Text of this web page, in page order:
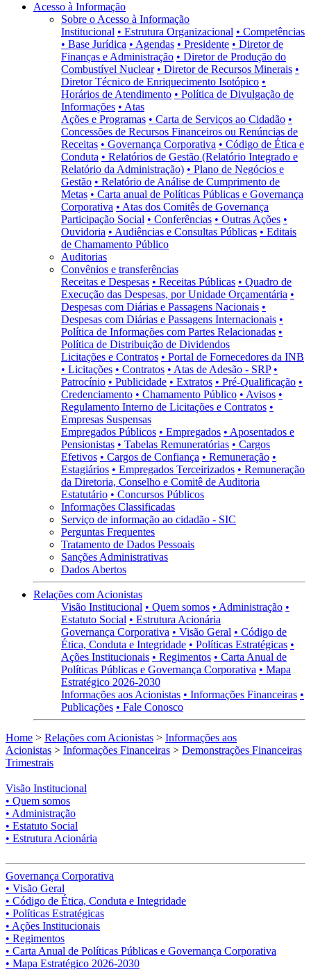
Acesso à Informação
Sobre o Acesso à Informação
Institucional • Estrutura Organizacional • Competências
• Base Jurídica • Agendas • Presidente • Diretor de
Finanças e Administração • Diretor de Produção do
Combustível Nuclear • Diretor de Recursos Minerais •
Diretor Técnico de Enriquecimento Isotópico •
Horários de Atendimento • Política de Divulgação de
Informações • Atas
Ações e Programas • Carta de Serviços ao Cidadão •
Concessões de Recursos Financeiros ou Renúncias de
Receitas • Governança Corporativa • Código de Ética e
Conduta • Relatórios de Gestão (Relatório Integrado e
Relatório da Administração) • Plano de Negócios e
Gestão • Relatório de Análise de Cumprimento de
Metas • Carta anual de Políticas Públicas e Governança
Corporativa • Atas dos Comitês de Governança
Participação Social • Conferências • Outras Ações •
Ouvidoria • Audiências e Consultas Públicas • Editais
de Chamamento Público
Auditorias
Convênios e transferências
Receitas e Despesas • Receitas Públicas • Quadro de
Execução das Despesas, por Unidade Orçamentária •
Despesas com Diárias e Passagens Nacionais •
Despesas com Diárias e Passagens Internacionais •
Política de Informações com Partes Relacionadas •
Política de Distribuição de Dividendos
Licitações e Contratos • Portal de Fornecedores da INB
• Licitações • Contratos • Atas de Adesão - SRP •
Patrocínio • Publicidade • Extratos • Pré-Qualificação •
Credenciamento • Chamamento Público • Avisos •
Regulamento Interno de Licitações e Contratos •
Empresas Suspensas
Empregados Públicos • Empregados • Aposentados e
Pensionistas • Tabelas Remuneratórias • Cargos
Efetivos • Cargos de Confiança • Remuneração •
Estagiários • Empregados Terceirizados • Remuneração
da Diretoria, Conselho e Comitê de Auditoria
Estatutário • Concursos Públicos
Informações Classificadas
Serviço de informação ao cidadão - SIC
Perguntas Frequentes
Tratamento de Dados Pessoais
Sanções Administrativas
Dados Abertos
Relações com Acionistas
Visão Institucional • Quem somos • Administração •
Estatuto Social • Estrutura Acionária
Governança Corporativa • Visão Geral • Código de
Ética, Conduta e Integridade • Políticas Estratégicas •
Ações Institucionais • Regimentos • Carta Anual de
Políticas Públicas e Governança Corporativa • Mapa
Estratégico 2026-2030
Informações aos Acionistas • Informações Financeiras •
Publicações • Fale Conosco
Home > Relações com Acionistas > Informações aos
Acionistas > Informações Financeiras > Demonstrações Financeiras
Trimestrais
Visão Institucional
• Quem somos
• Administração
• Estatuto Social
• Estrutura Acionária
Governança Corporativa
• Visão Geral
• Código de Ética, Conduta e Integridade
• Políticas Estratégicas
• Ações Institucionais
• Regimentos
• Carta Anual de Políticas Públicas e Governança Corporativa
• Mapa Estratégico 2026-2030